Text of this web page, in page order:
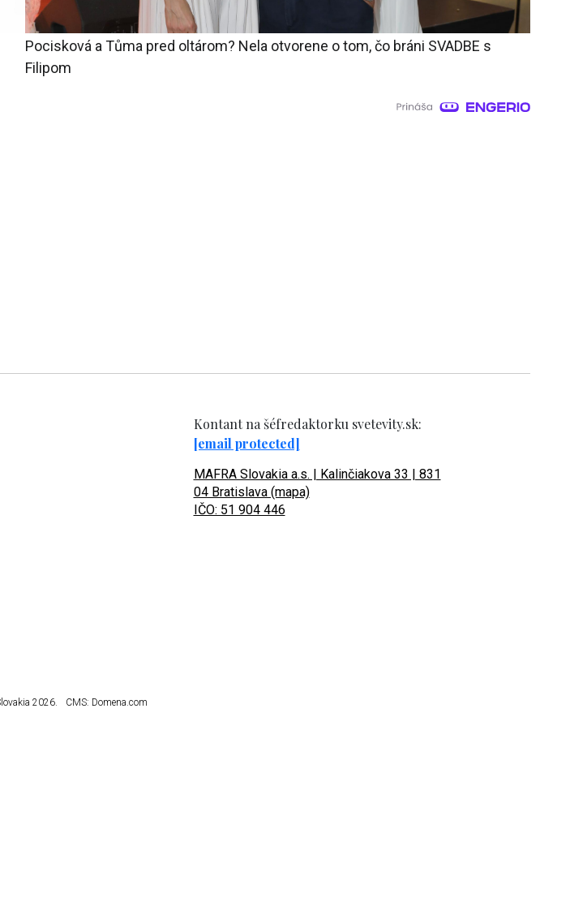
Pocisková a Tůma pred oltárom? Nela otvorene o tom, čo bráni SVADBE s
Filipom
Kontant na šéfredaktorku svetevity.sk:
[email protected]
MAFRA Slovakia a.s. | Kalinčiakova 33 | 831
04 Bratislava (mapa)
IČO: 51 904 446
2026. CMS: Domena.com